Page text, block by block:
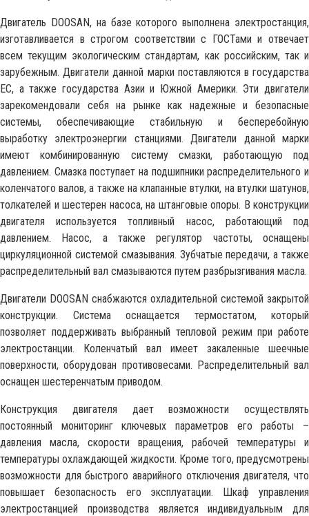
Двигатель DOOSAN, на базе которого выполнена электростанция,
изготавливается в строгом соответствии с ГОСТами и отвечает
всем текущим экологическим стандартам, как российским, так и
зарубежным. Двигатели данной марки поставляются в государства
ЕС, а также государства Азии и Южной Америки. Эти двигатели
зарекомендовали себя на рынке как надежные и безопасные
системы, обеспечивающие стабильную и бесперебойную
выработку электроэнергии станциями. Двигатели данной марки
имеют комбинированную систему смазки, работающую под
давлением. Смазка поступает на подшипники распределительного и
коленчатого валов, а также на клапанные втулки, на втулки шатунов,
толкателей и шестерен насоса, на штанговые опоры. В конструкции
двигателя используется топливный насос, работающий под
давлением. Насос, а также регулятор частоты, оснащены
циркуляционной системой смазывания. Зубчатые передачи, а также
распределительный вал смазываются путем разбрызгивания масла.
Двигатели DOOSAN снабжаются охладительной системой закрытой
конструкции. Система оснащается термостатом, который
позволяет поддерживать выбранный тепловой режим при работе
электростанции. Коленчатый вал имеет закаленные шеечные
поверхности, оборудован противовесами. Распределительный вал
оснащен шестеренчатым приводом.
Конструкция двигателя дает возможности осуществлять
постоянный мониторинг ключевых параметров его работы –
давления масла, скорости вращения, рабочей температуры и
температуры охлаждающей жидкости. Кроме того, предусмотрены
возможности для быстрого аварийного отключения двигателя, что
повышает безопасность его эксплуатации. Шкаф управления
электростанцией производства является индивидуальным для